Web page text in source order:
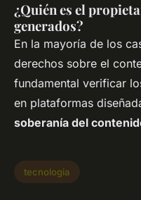
¿Quién es el
generados?
En la mayoría de los
derechos sobre el
fundamental verificar
en plataformas
soberanía del
tecnologia